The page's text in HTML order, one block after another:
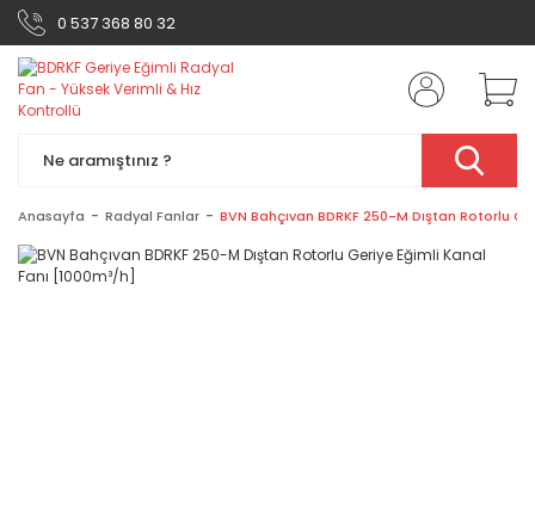
0 537 368 80 32
Anasayfa Radyal Fanlar BVN Bahçıvan BDRKF 250-M Dıştan Rotorlu